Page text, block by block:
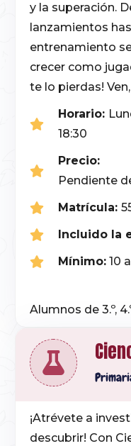
y la superación.
lanzamientos
entrenamiento
crecer como
te lo pierdas!
Horario:
18:30
Precio:
Pendiente
Matrícula:
Incluido la
Mínimo: 10
Alumnos de 3.º,
¡Atrévete a
descubrir! Con